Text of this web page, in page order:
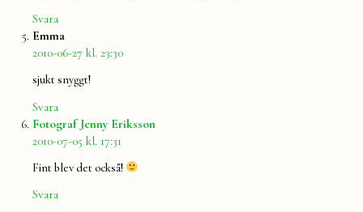
Svara
Emma
2010-06-27 kl. 23:30
sjukt snyggt!
Svara
Fotograf Jenny Eriksson
2010-07-05 kl. 17:31
Fint blev det också!
Svara